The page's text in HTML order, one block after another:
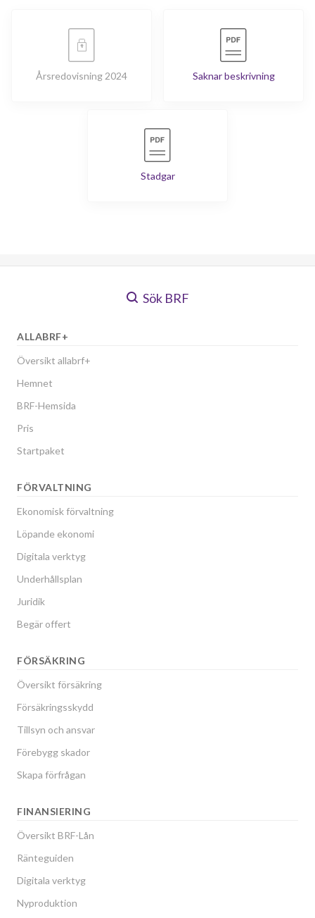
Årsredovisning 2024 Saknar beskrivning
Stadgar
Sök BRF
ALLABRF+
Översikt allabrf+
Hemnet
BRF-Hemsida
Pris
Startpaket
FÖRVALTNING
Ekonomisk förvaltning
Löpande ekonomi
Digitala verktyg
Underhållsplan
Juridik
Begär offert
FÖRSÄKRING
Översikt försäkring
Försäkringsskydd
Tillsyn och ansvar
Förebygg skador
Skapa förfrågan
FINANSIERING
Översikt BRF-Lån
Ränteguiden
Digitala verktyg
Nyproduktion